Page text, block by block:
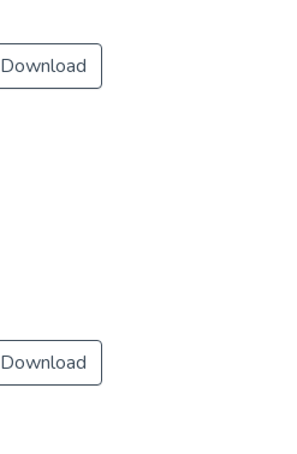
Download
Download